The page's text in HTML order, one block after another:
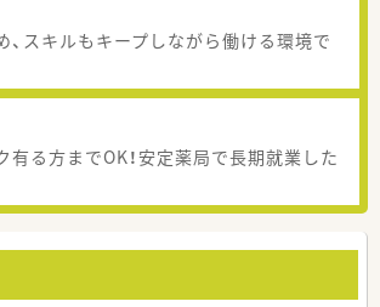
、スキルもキープしながら働ける環境で
有る方までOK！安定薬局で長期就業した